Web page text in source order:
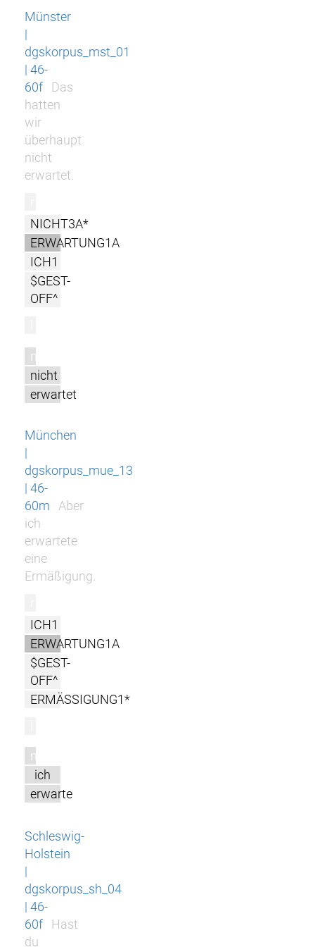
Münster
|
dgskorpus_mst_01
| 46-
60f
Das
hatten
wir
überhaupt
nicht
erwartet.
NICHT3A*
ERWARTUNG1A
ICH1
$GEST-
OFF^
m
nicht
erwartet
München
|
dgskorpus_mue_13
| 46-
60m
Aber
ich
erwartete
eine
Ermäßigung.
ICH1
ERWARTUNG1A
$GEST-
OFF^
ERMÄSSIGUNG1*
m
ich
erwarte
Schleswig-
Holstein
|
dgskorpus_sh_04
| 46-
60f
Hast
du